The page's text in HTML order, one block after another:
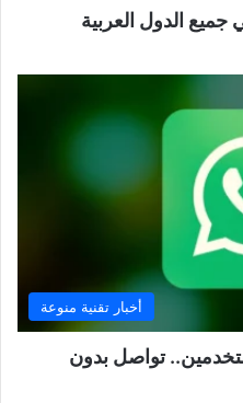
أخبار تقنية منوعة
تواصل بدون